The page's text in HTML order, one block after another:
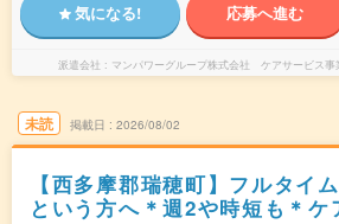
気になる! 応募へ進む
派遣会社 マンパワーグループ株式会社 ケアサービス事
未読 掲載日 2026/08/02
【西多摩郡瑞穂町】フルタイ
という方へ＊週2や時短も＊ケ